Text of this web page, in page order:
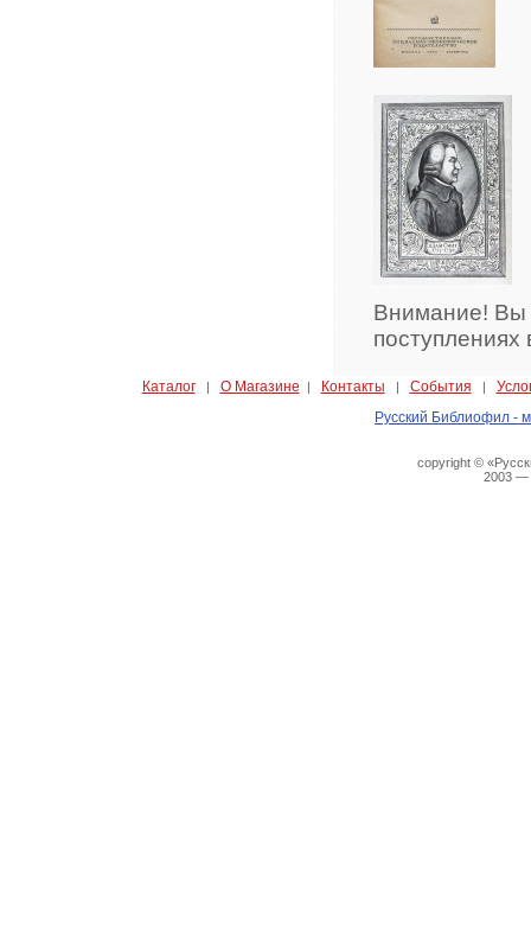
Внимание! Вы
Каталог| О Магазине | Контакты | События |
Русский Библиофил -
copyright ©
2003 —